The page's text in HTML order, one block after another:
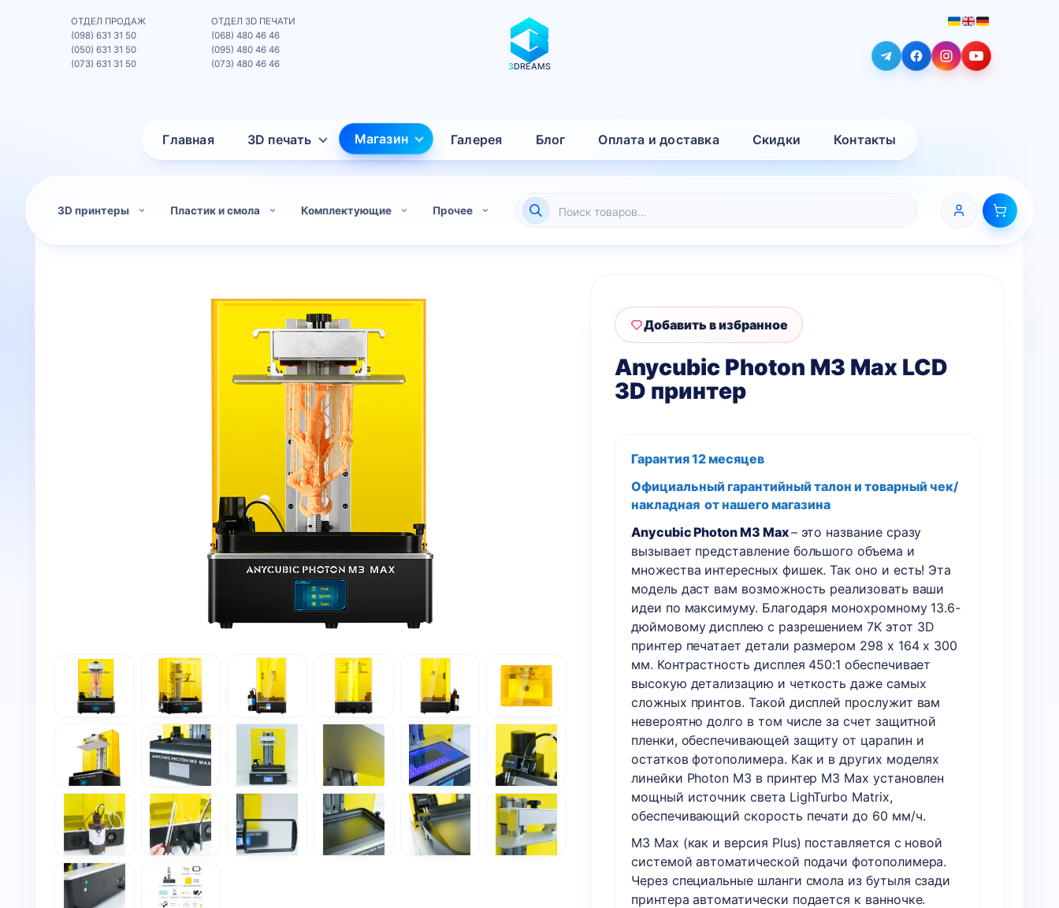
3DREAMS
Главная 3D печать Магазин Галерея Блог Оплата и доставка Скидки Контакты
ОТДЕЛ ПРОДАЖ
(098) 631 31 50
(050) 631 31 50
(073) 631 31 50
ОТДЕЛ 3D ПЕЧАТИ
(068) 480 46 46
(095) 480 46 46
(073) 480 46 46
3D принтеры Пластик и смола Комплектующие Прочее Поиск
Anycubic Photon M3 Max LCD
3D принтер
Гарантия 12 месяцев
Официальный гарантийный талон и товарный чек/
накладная от нашего магазина
Anycubic Photon M3 Max– это название сразу
вызывает представление большого объема и
множества интересных фишек. Так оно и есть! Эта
модель даст вам возможность реализовать ваши
идеи по максимуму. Благодаря монохромному 13.6-
дюймовому дисплею с разрешением 7K этот 3D
принтер печатает детали размером 298 x 164 x 300
мм. Контрастность дисплея 450:1 обеспечивает
высокую детализацию и четкость даже самых
сложных принтов. Такой дисплей прослужит вам
невероятно долго в том числе за счет защитной
пленки, обеспечивающей защиту от царапин и
остатков фотополимера. Как и в других моделях
линейки Photon M3 в принтер M3 Max установлен
мощный источник света LighTurbo Matrix,
обеспечивающий скорость печати до 60 мм/ч.
M3 Max (как и версия Plus) поставляется с новой
системой автоматической подачи фотополимера.
Через специальные шланги смола из бутыля сзади
принтера автоматически подается к ванночке.
Добавить в избранное